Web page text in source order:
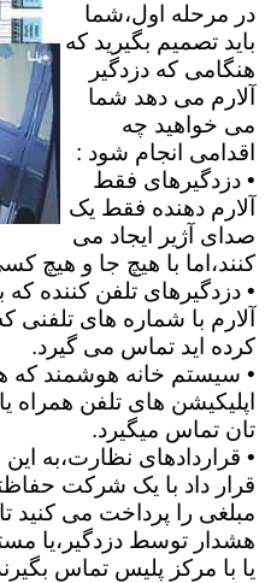
در مرحله اول،شما
باید تصمیم بگیرید که
هنگامی که دزدگیر
آلارم می دهد شما
می خواهید چه
اقدامی انجام شود :
• دزدگیرهای فقط
آلارم دهنده فقط یک
صدای آژیر ایجاد می
کنند،اما با هیچ جا و هیچ
• دزدگیرهای تلفن کننده
آلارم با شماره های
کرده اید تماس می گیرد.
• سیستم خانه هوشمند که
اپلیکیشن های تلفن همراه
تان تماس میگیرد.
• قراردادهای نظارت،به
قرار داد با یک شرکت
مبلغی را پرداخت می کنید
هشدار توسط دزدگیر،یا
یا با مرکز پلیس تماس